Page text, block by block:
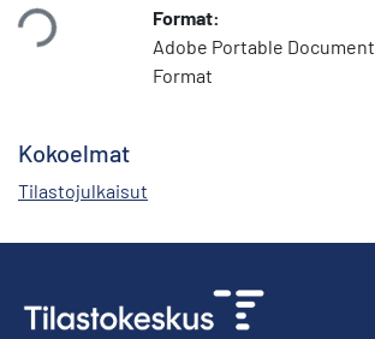
Format:
Adobe Portable Document
Format
Kokoelmat
Tilastojulkaisut